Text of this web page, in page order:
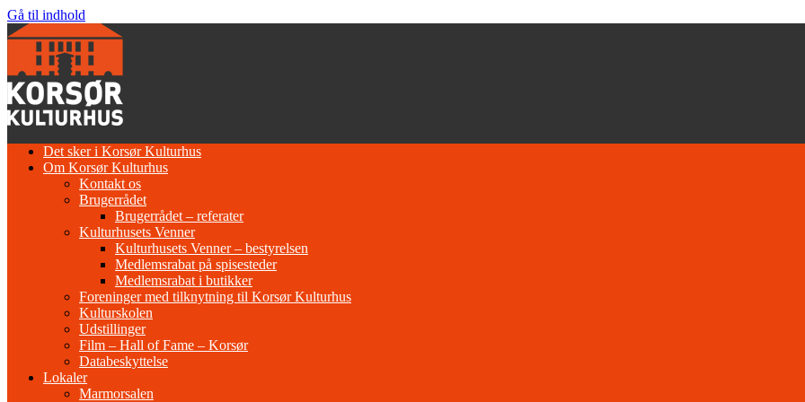
Gå til indhold
Det sker i Korsør Kulturhus
Om Korsør Kulturhus
Kontakt os
Brugerrådet
Brugerrådet – referater
Kulturhusets Venner
Kulturhusets Venner – bestyrelsen
Medlemsrabat på spisesteder
Medlemsrabat i butikker
Foreninger med tilknytning til Korsør Kulturhus
Kulturskolen
Udstillinger
Film – Hall of Fame – Korsør
Databeskyttelse
Lokaler
Marmorsalen